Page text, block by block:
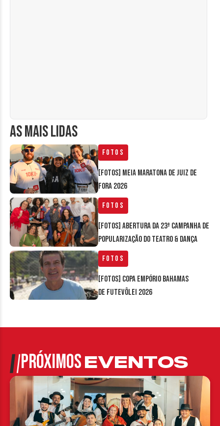
AS MAIS LIDAS
Fotos
[FOTOS] Meia Maratona de Juiz de
Fora 2026
Fotos
[FOTOS] Abertura da 23ª Campanha de
Popularização do Teatro & Dança
Fotos
[FOTOS] Copa Empório Bahamas
de Futevôlei 2026
PRÓXIMOSEVENTOS